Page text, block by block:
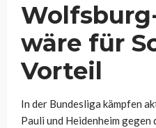
wäre für
Vorteil
In der Bundesliga kämpfen
Pauli und Heidenheim gegen